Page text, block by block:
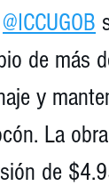
@ICCUGOB
de más
y
La
de